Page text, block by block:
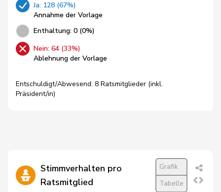
Ja: 128 (67%)
Annahme der Vorlage
Enthaltung: 0 (0%)
Nein: 64 (33%)
Ablehnung der Vorlage
Entschuldigt/Abwesend: 8 Ratsmitglieder (inkl.
Präsident/in)
Stimmverhalten pro
Ratsmitglied
Grafik
Tabelle